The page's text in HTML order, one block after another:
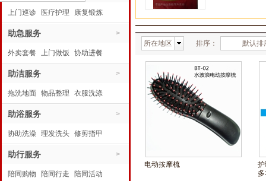
上门巡诊 医疗护理 康复锻炼
陪同就医
助急服务 >
外卖套餐 上门做饭 协助进餐
水电维修
助洁服务 >
拖洗地面 物品整理 衣服洗涤
助浴服务 >
协助洗澡 理发洗头 修剪指甲
助行服务 >
陪同购物 陪同行走 陪同活动
所在地区 排序： 默认排
电动按摩梳